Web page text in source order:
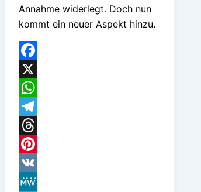
Annahme widerlegt. Doch nun
kommt ein neuer Aspekt hinzu.
Facebook
X
WhatsApp
Telegram
Threads
Pinterest
VK